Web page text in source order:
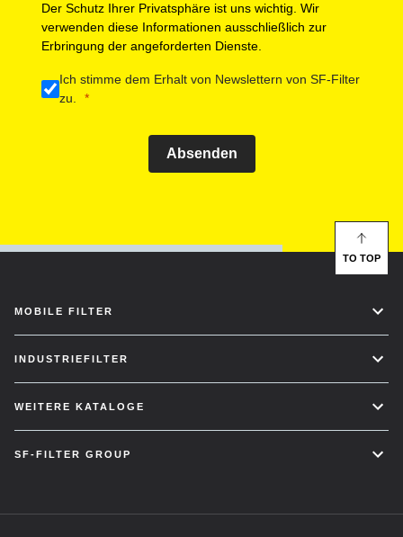
Der Schutz Ihrer Privatsphäre ist uns wichtig. Wir
verwenden diese Informationen ausschließlich zur
Erbringung der angeforderten Dienste.
Ich stimme dem Erhalt von Newslettern von SF-Filter
zu.
Absenden
MOBILE FILTER
INDUSTRIEFILTER
WEITERE KATALOGE
SF-FILTER GROUP
TO TOP